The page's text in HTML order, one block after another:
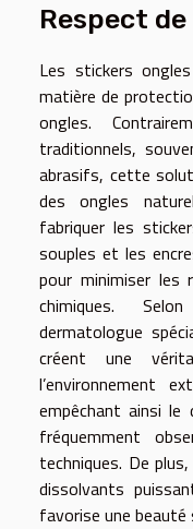
Respect
Les stickers
matière de
ongles.
traditionnels,
abrasifs, cette
des ongles
fabriquer les
souples et les
pour minimiser les
chimiques.
dermatologue
créent une
l’environnement
empêchant ainsi le
fréquemment
techniques. De
dissolvants
favorise une beauté